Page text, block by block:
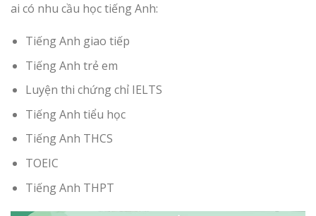
ai có nhu cầu học tiếng Anh:
Tiếng Anh giao tiếp
Tiếng Anh trẻ em
Luyện thi chứng chỉ IELTS
Tiếng Anh tiểu học
Tiếng Anh THCS
TOEIC
Tiếng Anh THPT